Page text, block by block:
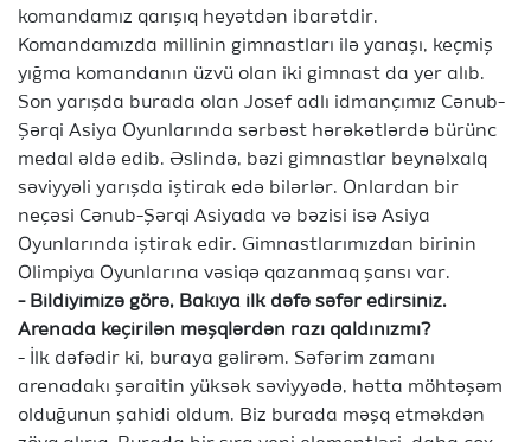
komandamız qarışıq heyətdən ibarətdir.
Komandamızda millinin gimnastları ilə yanaşı, keçmiş
yığma komandanın üzvü olan iki gimnast da yer alıb.
Son yarışda burada olan Josef adlı idmançımız Cənub-
Şərqi Asiya Oyunlarında sərbəst hərəkətlərdə bürünc
medal əldə edib. Əslində, bəzi gimnastlar beynəlxalq
səviyyəli yarışda iştirak edə bilərlər. Onlardan bir
neçəsi Cənub-Şərqi Asiyada və bəzisi isə Asiya
Oyunlarında iştirak edir. Gimnastlarımızdan birinin
Olimpiya Oyunlarına vəsiqə qazanmaq şansı var.
- Bildiyimizə görə, Bakıya ilk dəfə səfər edirsiniz.
Arenada keçirilən məşqlərdən razı qaldınızmı?
- İlk dəfədir ki, buraya gəlirəm. Səfərim zamanı
arenadakı şəraitin yüksək səviyyədə, hətta möhtəşəm
olduğunun şahidi oldum. Biz burada məşq etməkdən